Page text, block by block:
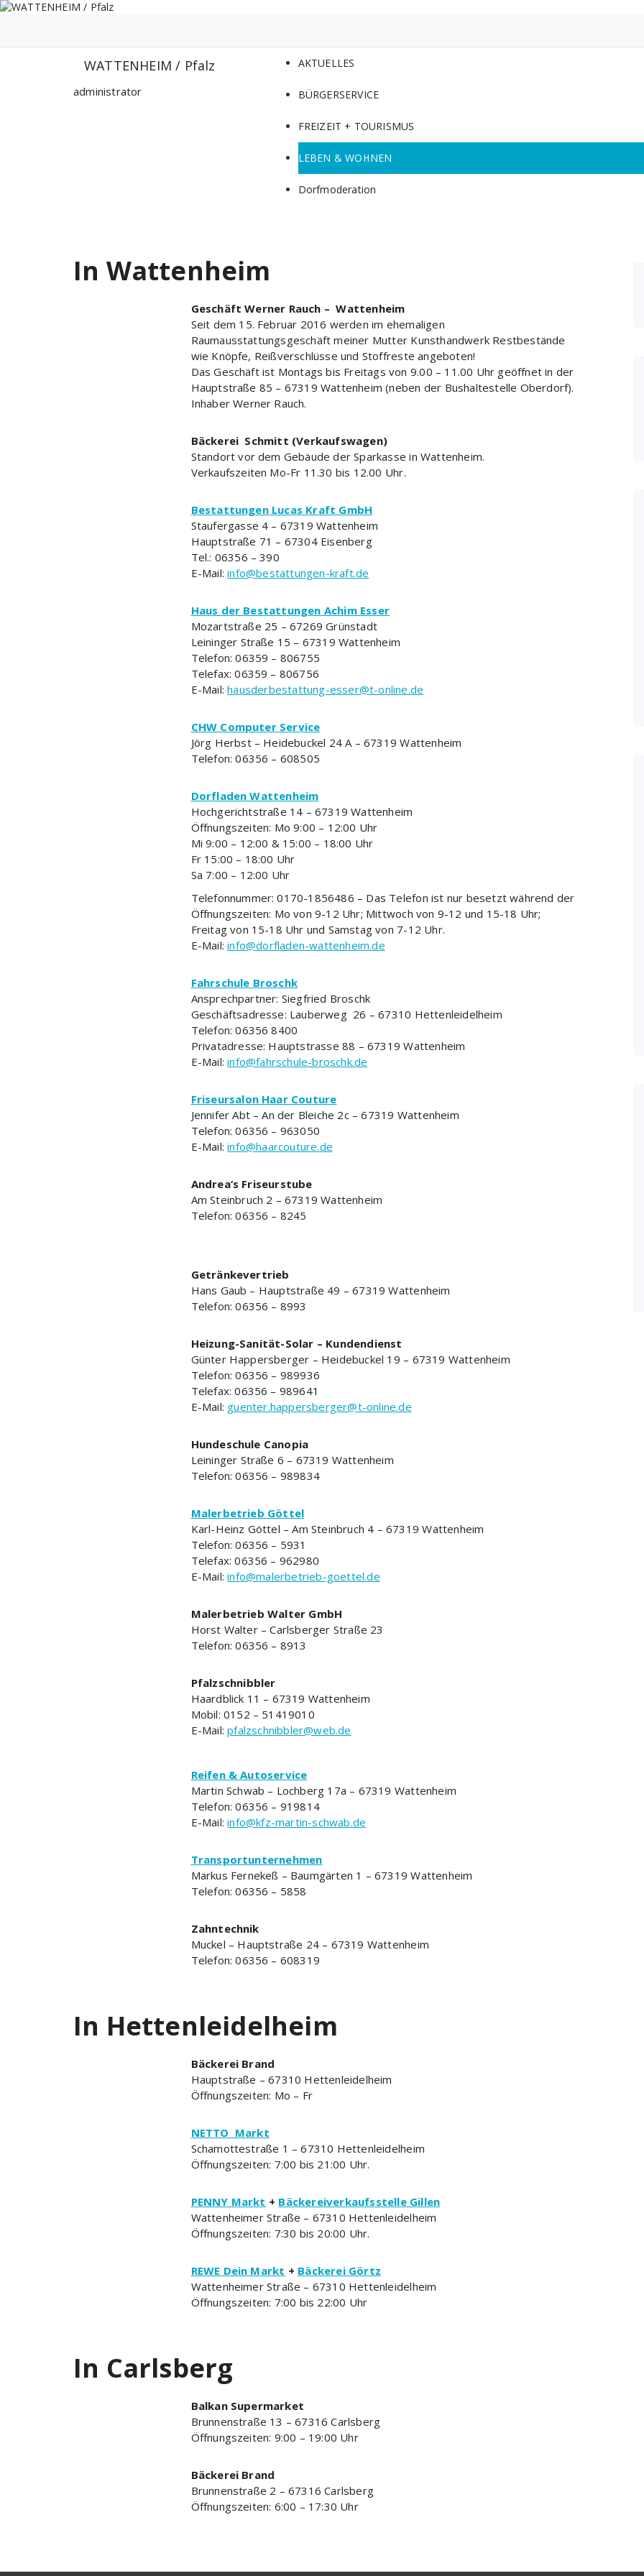
Zum
WATTENHEIM / Pfalz
administrator
AKTUELLES
BÜRGERSERVICE
FREIZEIT + TOURISMUS
LEBEN & WOHNEN
Dorfmoderation
In Wattenheim
Geschäft Werner Rauch – Wattenheim
Seit dem 15. Februar 2016 werden im ehemaligen
Raumausstattungsgeschäft meiner Mutter Kunsthandwerk Restbestände
wie Knöpfe, Reißverschlüsse und Stoffreste angeboten!
Das Geschäft ist Montags bis Freitags von 9.00 – 11.00 Uhr geöffnet in der
Hauptstraße 85 – 67319 Wattenheim (neben der Bushaltestelle Oberdorf).
Inhaber Werner Rauch.
Bäckerei Schmitt (Verkaufswagen)
Standort vor dem Gebäude der Sparkasse in Wattenheim.
Verkaufszeiten Mo-Fr 11.30 bis 12.00 Uhr.
Bestattungen Lucas Kraft GmbH
Staufergasse 4 – 67319 Wattenheim
Hauptstraße 71 – 67304 Eisenberg
Tel.: 06356 – 390
E-Mail:info@bestattungen-kraft.de
Haus der Bestattungen Achim Esser
Mozartstraße 25 – 67269 Grünstadt
Leininger Straße 15 – 67319 Wattenheim
Telefon: 06359 – 806755
Telefax: 06359 – 806756
E-Mail:hausderbestattung-esser@t-online.de
CHW Computer Service
Jörg Herbst – Heidebuckel 24 A – 67319 Wattenheim
Telefon: 06356 – 608505
Dorfladen Wattenheim
Hochgerichtstraße 14 – 67319 Wattenheim
Öffnungszeiten: Mo 9:00 – 12:00 Uhr
Mi 9:00 – 12:00 & 15:00 – 18:00 Uhr
Fr 15:00 – 18:00 Uhr
Sa 7:00 – 12:00 Uhr
Telefonnummer: 0170-1856486 – Das Telefon ist nur besetzt während der
Öffnungszeiten: Mo von 9-12 Uhr; Mittwoch von 9-12 und 15-18 Uhr;
Freitag von 15-18 Uhr und Samstag von 7-12 Uhr.
E-Mail:info@dorfladen-wattenheim.de
Fahrschule Broschk
Ansprechpartner: Siegfried Broschk
Geschäftsadresse: Lauberweg 26 – 67310 Hettenleidelheim
Telefon: 06356 8400
Privatadresse: Hauptstrasse 88 – 67319 Wattenheim
E-Mail:info@fahrschule-broschk.de
Friseursalon Haar Couture
Jennifer Abt – An der Bleiche 2c – 67319 Wattenheim
Telefon: 06356 – 963050
E-Mail:info@haarcouture.de
Andrea‘s Friseurstube
Am Steinbruch 2 – 67319 Wattenheim
Telefon: 06356 – 8245
Getränkevertrieb
Hans Gaub – Hauptstraße 49 – 67319 Wattenheim
Telefon: 06356 – 8993
Heizung-Sanität-Solar – Kundendienst
Günter Happersberger – Heidebuckel 19 – 67319 Wattenheim
Telefon: 06356 – 989936
Telefax: 06356 – 989641
E-Mail: guenter.happersberger@t-online.de
Hundeschule Canopia
Leininger Straße 6 – 67319 Wattenheim
Telefon: 06356 – 989834
Malerbetrieb Göttel
Karl-Heinz Göttel – Am Steinbruch 4 – 67319 Wattenheim
Telefon: 06356 – 5931
Telefax: 06356 – 962980
E-Mail:info@malerbetrieb-goettel.de
Malerbetrieb Walter GmbH
Horst Walter – Carlsberger Straße 23
Telefon: 06356 – 8913
Pfalzschnibbler
Haardblick 11 – 67319 Wattenheim
Mobil: 0152 – 51419010
E-Mail:pfalzschnibbler@web.de
Reifen & Autoservice
Martin Schwab – Lochberg 17a – 67319 Wattenheim
Telefon: 06356 – 919814
E-Mail:info@kfz-martin-schwab.de
Transportunternehmen
Markus Fernekeß – Baumgärten 1 – 67319 Wattenheim
Telefon: 06356 – 5858
Zahntechnik
Muckel – Hauptstraße 24 – 67319 Wattenheim
Telefon: 06356 – 608319
In Hettenleidelheim
Bäckerei Brand
Hauptstraße – 67310 Hettenleidelheim
Öffnungszeiten: Mo – Fr
NETTO Markt
Schamottestraße 1 – 67310 Hettenleidelheim
Öffnungszeiten: 7:00 bis 21:00 Uhr.
PENNY Markt + Bäckereiverkaufsstelle Gillen
Wattenheimer Straße – 67310 Hettenleidelheim
Öffnungszeiten: 7:30 bis 20:00 Uhr.
REWE Dein Markt + Bäckerei Görtz
Wattenheimer Straße – 67310 Hettenleidelheim
Öffnungszeiten: 7:00 bis 22:00 Uhr
In Carlsberg
Balkan Supermarket
Brunnenstraße 13 – 67316 Carlsberg
Öffnungszeiten: 9:00 – 19:00 Uhr
Bäckerei Brand
Brunnenstraße 2 – 67316 Carlsberg
Öffnungszeiten: 6:00 – 17:30 Uhr